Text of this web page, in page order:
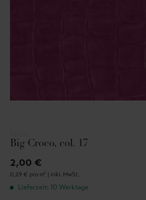
Big Croco, col. 17
2,00 €
0,29 € pro m² | inkl. MwSt.
Lieferzeit: 10 Werktage